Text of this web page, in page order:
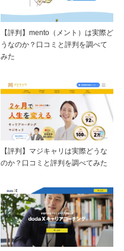
【評判】mento（メント）は実際ど
うなのか？口コミと評判を調べて
みた
【評判】マジキャリは実際どうな
のか？口コミと評判を調べてみた